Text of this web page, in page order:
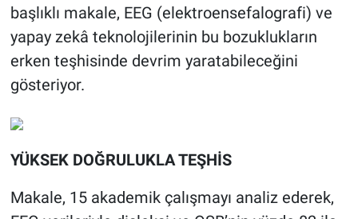
başlıklı makale, EEG (elektroensefalografi) ve
yapay zekâ teknolojilerinin bu bozuklukların
erken teşhisinde devrim yaratabileceğini
gösteriyor.
YÜKSEK DOĞRULUKLA TEŞHİS
Makale, 15 akademik çalışmayı analiz ederek,